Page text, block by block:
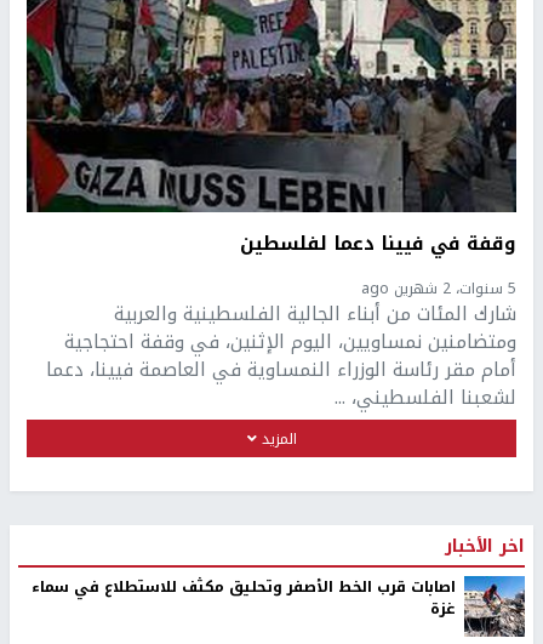
وقفة في فيينا دعما لفلسطين
5 سنوات، 2 شهرين ago
شارك المئات من أبناء الجالية الفلسطينية والعربية
ومتضامنين نمساويين، اليوم الإثنين، في وقفة احتجاجية
أمام مقر رئاسة الوزراء النمساوية في العاصمة فيينا، دعما
لشعبنا الفلسطيني، ...
المزيد
اخر الأخبار
اصابات قرب الخط الأصفر وتحليق مكثف للاستطلاع في سماء
غزة